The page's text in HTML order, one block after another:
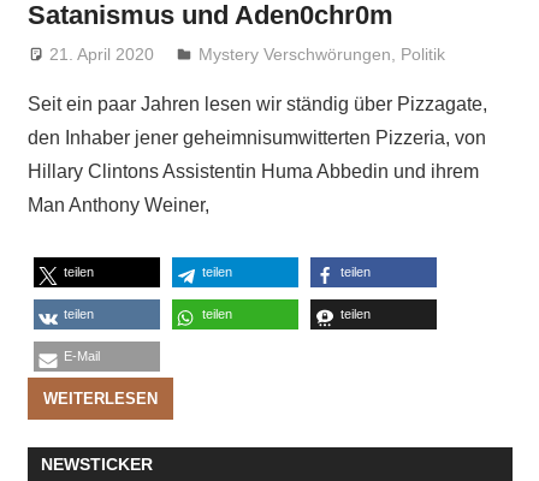
Satanismus und Aden0chr0m
21. April 2020 Niki Vogt
Mystery Verschwörungen, Politik
Seit ein paar Jahren lesen wir ständig über Pizzagate,
den Inhaber jener geheimnisumwitterten Pizzeria, von
Hillary Clintons Assistentin Huma Abbedin und ihrem
Man Anthony Weiner,
teilen teilen teilen
teilen teilen teilen
E-Mail
WEITERLESEN
NEWSTICKER